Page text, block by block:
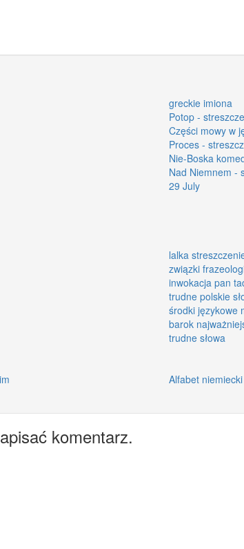
greckie imiona
Potop -
Części mowy w
Proces -
Nie-Boska
Nad Niemnem -
29 July
lalka
związki
inwokacja pan
trudne polskie
środki językowe
barok
trudne słowa
Alfabet niemiecki
komentarz.